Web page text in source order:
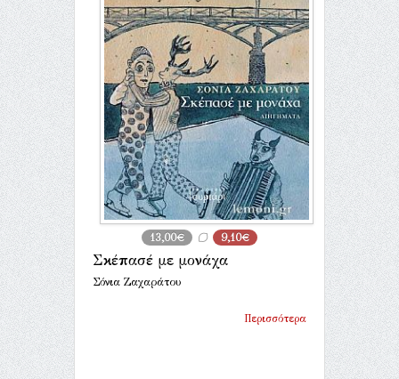
13,00€ 9,10€
Σκέπασέ με μονάχα
Σόνια Ζαχαράτου
Περισσότερα